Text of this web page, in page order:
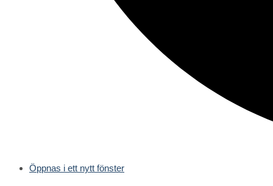
Öppnas i ett nytt fönster